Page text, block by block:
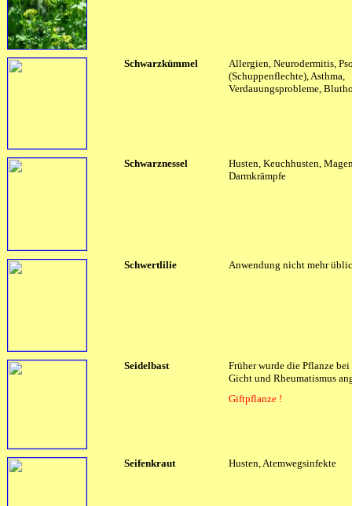
Schwarzkümmel
Allergien, Neurodermitis,
(Schuppenflechte), Asthma,
Verdauungsprobleme,
Schwarznessel
Husten, Keuchhusten,
Darmkrämpfe
Schwertlilie Anwendung nicht mehr
Seidelbast
Früher wurde die Pflanze
Gicht und Rheumatismus
Giftpflanze !
Seifenkraut Husten, Atemwegsinfekte